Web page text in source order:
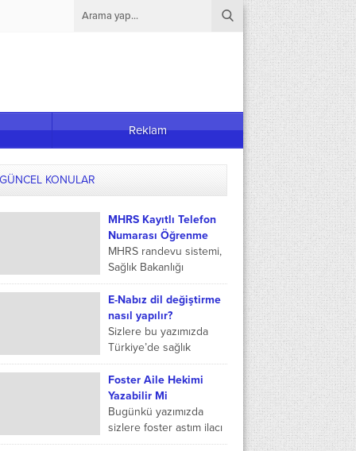
Reklam
GÜNCEL KONULAR
MHRS Kayıtlı Telefon
Numarası Öğrenme
MHRS randevu sistemi,
Sağlık Bakanlığı
tarafından Türkiye’nin
her yerinden rahatlıkla
ulaşmayı sağlayan ve
verimli bir sağlık hizmeti
sunmayı hedefleyen
sağlıkta...
E-Nabız dil değiştirme
nasıl yapılır?
Sizlere bu yazımızda
Türkiye’de sağlık
sektörünün en önemli
birimlerinden olan e-
nabız sisteminde dil
değiştirmenin nasıl
yapıldığını adım adım
göstereceğim. E-nabız...
Foster Aile Hekimi
Yazabilir Mi
Bugünkü yazımızda
sizlere foster astım ilacı
ne işe yarar, foster